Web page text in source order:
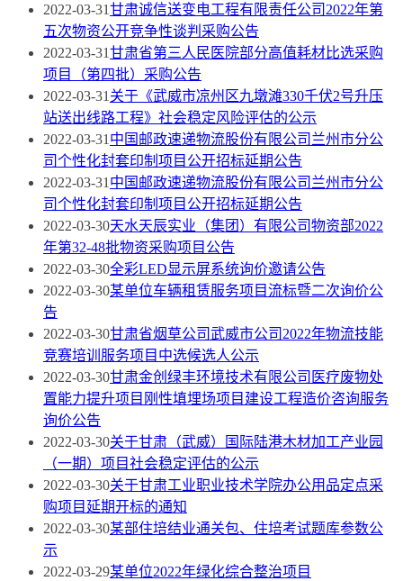
2022-03-31甘肃诚信送变电工程有限责任公司2022年第
五次物资公开竞争性谈判采购公告
2022-03-31甘肃省第三人民医院部分高值耗材比选采购
项目（第四批）采购公告
2022-03-31关于《武威市凉州区九墩滩330千伏2号升压
站送出线路工程》社会稳定风险评估的公示
2022-03-31中国邮政速递物流股份有限公司兰州市分公
司个性化封套印制项目公开招标延期公告
2022-03-31中国邮政速递物流股份有限公司兰州市分公
司个性化封套印制项目公开招标延期公告
2022-03-30天水天辰实业（集团）有限公司物资部2022
年第32-48批物资采购项目公告
2022-03-30全彩LED显示屏系统询价邀请公告
2022-03-30某单位车辆租赁服务项目流标暨二次询价公
告
2022-03-30甘肃省烟草公司武威市公司2022年物流技能
竞赛培训服务项目中选候选人公示
2022-03-30甘肃金创绿丰环境技术有限公司医疗废物处
置能力提升项目刚性填埋场项目建设工程造价咨询服务
询价公告
2022-03-30关于甘肃（武威）国际陆港木材加工产业园
（一期）项目社会稳定评估的公示
2022-03-30关于甘肃工业职业技术学院办公用品定点采
购项目延期开标的通知
2022-03-30某部住培结业通关包、住培考试题库参数公
示
2022-03-29某单位2022年绿化综合整治项目